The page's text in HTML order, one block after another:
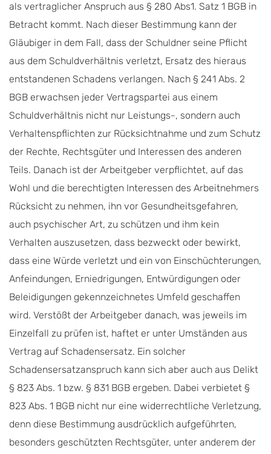
als vertraglicher Anspruch aus § 280 Abs1. Satz 1 BGB in
Betracht kommt. Nach dieser Bestimmung kann der
Gläubiger in dem Fall, dass der Schuldner seine Pflicht
aus dem Schuldverhältnis verletzt, Ersatz des hieraus
entstandenen Schadens verlangen. Nach § 241 Abs. 2
BGB erwachsen jeder Vertragspartei aus einem
Schuldverhältnis nicht nur Leistungs-, sondern auch
Verhaltenspflichten zur Rücksichtnahme und zum Schutz
der Rechte, Rechtsgüter und Interessen des anderen
Teils. Danach ist der Arbeitgeber verpflichtet, auf das
Wohl und die berechtigten Interessen des Arbeitnehmers
Rücksicht zu nehmen, ihn vor Gesundheitsgefahren,
auch psychischer Art, zu schützen und ihm kein
Verhalten auszusetzen, dass bezweckt oder bewirkt,
dass eine Würde verletzt und ein von Einschüchterungen,
Anfeindungen, Erniedrigungen, Entwürdigungen oder
Beleidigungen gekennzeichnetes Umfeld geschaffen
wird. Verstößt der Arbeitgeber danach, was jeweils im
Einzelfall zu prüfen ist, haftet er unter Umständen aus
Vertrag auf Schadensersatz. Ein solcher
Schadensersatzanspruch kann sich aber auch aus Delikt
§ 823 Abs. 1 bzw. § 831 BGB ergeben. Dabei verbietet §
823 Abs. 1 BGB nicht nur eine widerrechtliche Verletzung,
denn diese Bestimmung ausdrücklich aufgeführten,
besonders geschützten Rechtsgüter, unter anderem der